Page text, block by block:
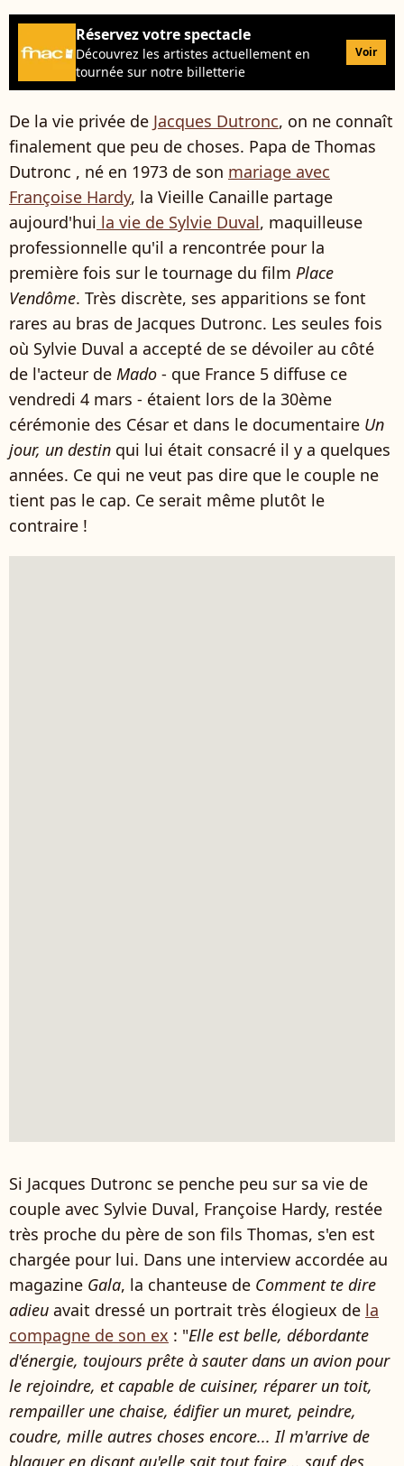
Réservez votre spectacle
Découvrez les artistes actuellement en
tournée sur notre billetterie
Voir
De la vie privée de Jacques Dutronc, on ne connaît
finalement que peu de choses. Papa de Thomas
Dutronc , né en 1973 de son mariage avec
Françoise Hardy, la Vieille Canaille partage
aujourd'hui la vie de Sylvie Duval, maquilleuse
professionnelle qu'il a rencontrée pour la
première fois sur le tournage du film Place
Vendôme. Très discrète, ses apparitions se font
rares au bras de Jacques Dutronc. Les seules fois
où Sylvie Duval a accepté de se dévoiler au côté
de l'acteur de Mado - que France 5 diffuse ce
vendredi 4 mars - étaient lors de la 30ème
cérémonie des César et dans le documentaire Un
jour, un destin qui lui était consacré il y a quelques
années. Ce qui ne veut pas dire que le couple ne
tient pas le cap. Ce serait même plutôt le
contraire !
Si Jacques Dutronc se penche peu sur sa vie de
couple avec Sylvie Duval, Françoise Hardy, restée
très proche du père de son fils Thomas, s'en est
chargée pour lui. Dans une interview accordée au
magazine Gala, la chanteuse de Comment te dire
adieu avait dressé un portrait très élogieux de la
compagne de son ex : "Elle est belle, débor­dante
d'éner­gie, toujours prête à sauter dans un avion pour
le rejoindre, et capable de cuisi­ner, réparer un toit,
rempailler une chaise, édifier un muret, peindre,
coudre, mille autres choses enco­re... Il m'ar­rive de
blaguer en disant qu'elle sait tout faire... sauf des